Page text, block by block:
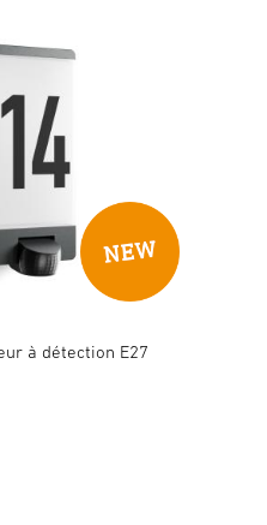
à détection E27